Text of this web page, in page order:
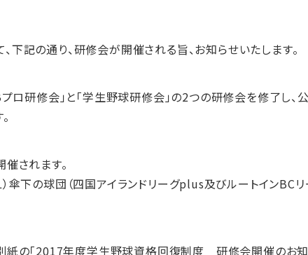
の通り、研修会が開催される旨、お知らせいたします。
ロ研修会」と「学生野球研修会」の2つの研修会を修了し
されます。
下の球団（四国アイランドリーグplus及びルートインBC
紙の「2017年度学生野球資格回復制度 研修会開催のお知